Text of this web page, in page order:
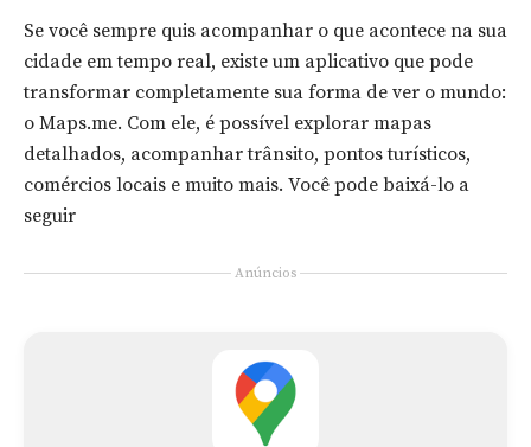
Se você sempre quis acompanhar o que acontece na sua
cidade em tempo real, existe um aplicativo que pode
transformar completamente sua forma de ver o mundo:
o Maps.me. Com ele, é possível explorar mapas
detalhados, acompanhar trânsito, pontos turísticos,
comércios locais e muito mais. Você pode baixá-lo a
seguir
Anúncios